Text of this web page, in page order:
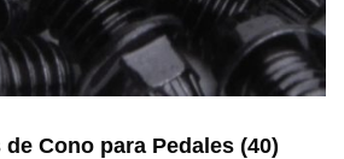
Cono para Pedales (40)